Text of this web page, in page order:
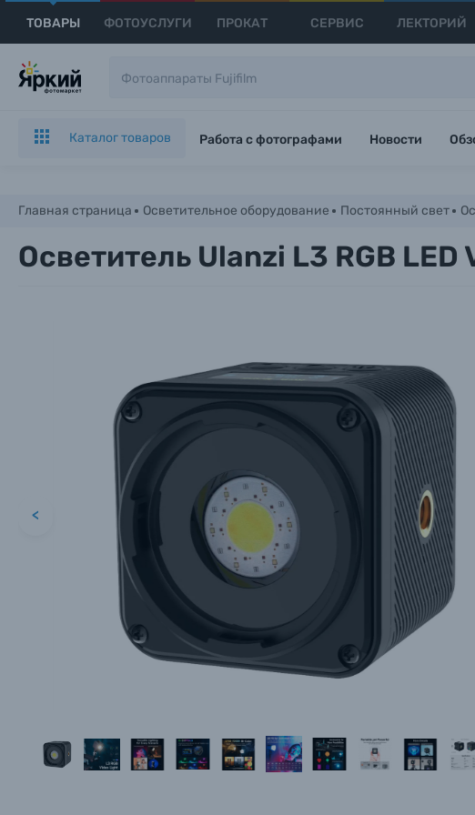
ТОВАРЫ ФОТОУСЛУГИ ПРОКАТ СЕРВИС ЛЕКТОРИЙ
Каталог товаров Работа с фотографами Новости
Главная страница Осветительное оборудование Постоянный свет
Осветитель Ulanzi L3 RGB
<